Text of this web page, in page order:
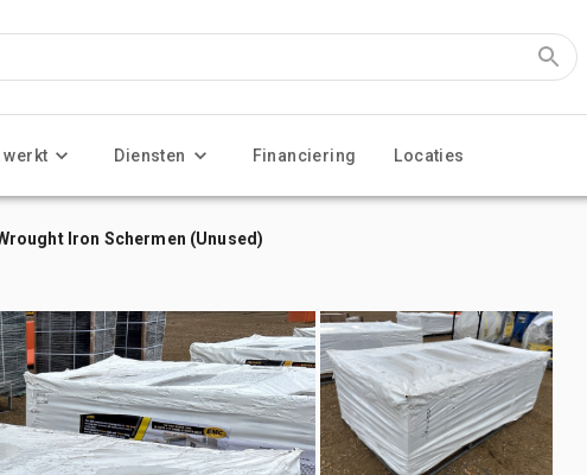
werkt Diensten Financiering Locaties
Iron Schermen (Unused)